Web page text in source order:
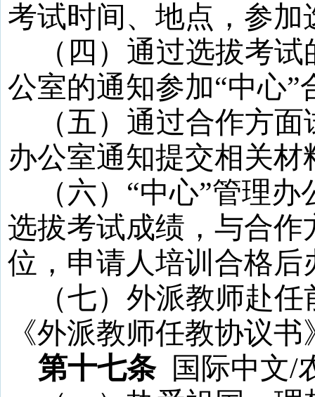
考试时间、地点，参加
（四）通过选拔考
公室的通知参加“中心”
（五）通过合作方
办公室通知提交相关
（六） “中心”管理办
选拔考试成绩，与合
位，申请人培训合格
（七）外派教师赴任
《外派教师任教协议书
第十七条
国际中文/